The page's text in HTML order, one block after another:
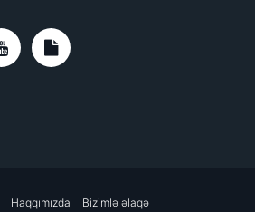
Haqqımızda Bizimlə əlaqə